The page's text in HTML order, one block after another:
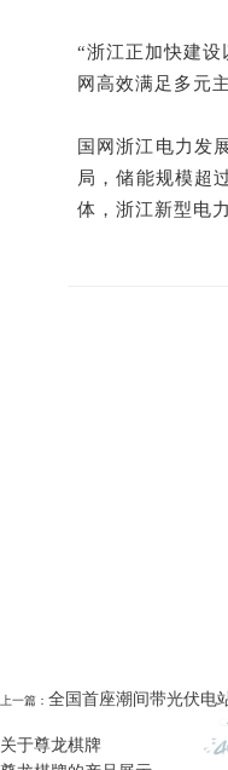
“浙江正加快建
网高效满足多元
国网浙江电力发
局，储能规模超
体，浙江新型电
上一篇： 全国首座潮间带光伏电
关于尊龙棋牌